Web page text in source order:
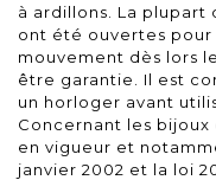
à ardillons. La plupart
ont été ouvertes
mouvement dès lors
être garantie. Il est
un horloger avant
Concernant les
en vigueur et
janvier 2002 et la loi